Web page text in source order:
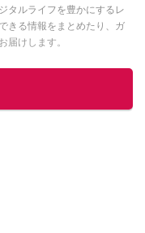
タルライフを豊かにするレ
きる情報をまとめたり、ガ
届けします。
ストの他の記事を読む